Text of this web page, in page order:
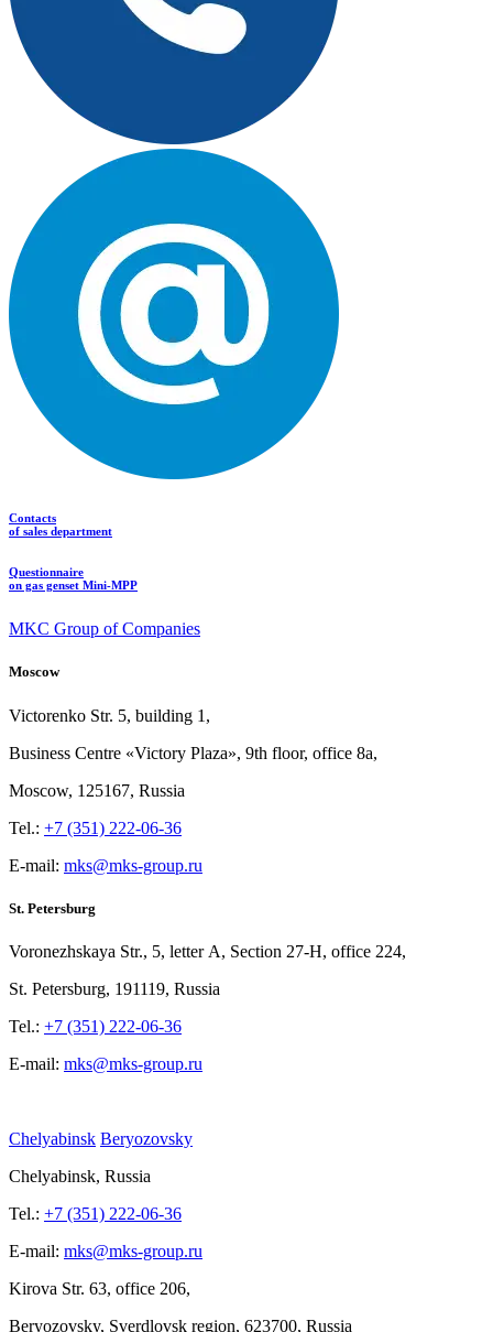
Contacts
of sales department
Questionnaire
on gas genset Mini-MPP
MKC Group of Companies
Moscow
Victorenko Str. 5, building 1,
Business Centre «Victory Plaza», 9th floor, office 8a,
Moscow, 125167, Russia
Tel.: +7 (351) 222-06-36
E-mail: mks@mks-group.ru
St. Petersburg
Voronezhskaya Str., 5, letter A, Section 27-Н, office 224,
St. Petersburg, 191119, Russia
Tel.: +7 (351) 222-06-36
E-mail: mks@mks-group.ru
Chelyabinsk Beryozovsky
Chelyabinsk, Russia
Tel.: +7 (351) 222-06-36
E-mail: mks@mks-group.ru
Kirova Str. 63, office 206,
Beryozovsky, Sverdlovsk region, 623700, Russia